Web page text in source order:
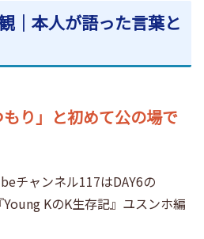
｜本人が語った言葉と
もり」と初めて公の場で
チャンネル117はDAY6の
KのK生存記』ユスンホ編